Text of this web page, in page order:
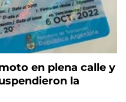
en plena calle y
la